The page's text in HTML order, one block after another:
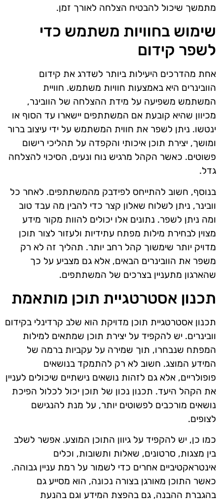
מתמשך שיכול להבטיח הצלחה לאורך זמן.
שימוש בחוויות משתמש כדי
לשפר קידום
אחת מהדרכים היעילות ביותר לשדרג את קידום
הוובינרים היא באמצעות חוויות משתמש. חוויית
המשתמש משפיעה על מידת ההצלחה של הוובינר,
מכיוון שהיא קובעת אם המשתתפים יישארו עד הסוף או
ינטשו. ניתן לשפר את חווית המשתמש על ידי עיצוב ברור
ומושך, יצירת תוכן איכותי והקפדה על תהליכי רישום
פשוטים. כאשר הקהל מרגיש נוח ונעים, הסיכוי להצלחה
גדל.
בנוסף, חשוב להתייחס לפידבק מהמשתתפים. לאחר כל
וובינר, ניתן לשלוח שאלון קצר כדי להבין מה עבד טוב
ומה ניתן לשפר. נתונים אלו יכולים להוות מקור מידע
מצוין לבחירת מילות מפתח עתידיות ולעזור לצור תוכן
מדויק יותר שימשוך קהל רחב יותר. תהליך זה לא רק
משפר את הוובינרים הבאים, אלא גם מצביע על כך
שהארגון מתעניין בצרכים של המשתתפים.
תכנון אסטרטגיית תוכן מותאמת
תכנון אסטרטגיית תוכן מדויקת הוא שלב קרדינלי בקידום
וובינרים. יש להקפיד על יצירת תוכן שמתאים למילות
המפתח שנבחרו, תוך שמירה על עקביות ברמה של
המידע המוצג. חשוב לא רק להתמקד בנושאים
פופולריים, אלא גם לזהות נושאים נישתיים שיכולים לעניין
את הקהל היעד. תכנון נכון של תוכן יכול לכלול הפיכת
נושאים מורכבים לפשוטים יותר, על מנת להנגישם
לצופים.
כמו כן, יש להקפיד על גיוון התוכן המוצע. אפשר לשלב
בין מצגות, סרטונים, שאלות ותשובות, וכלים
אינטראקטיביים אחרים כדי לשמור על רמת עניין גבוהה.
כאשר התוכן מאורגן בצורה נכונה, הוא מסייע גם
בהגברת ההבנה, גם בהפצת המידע וגם בהנעת